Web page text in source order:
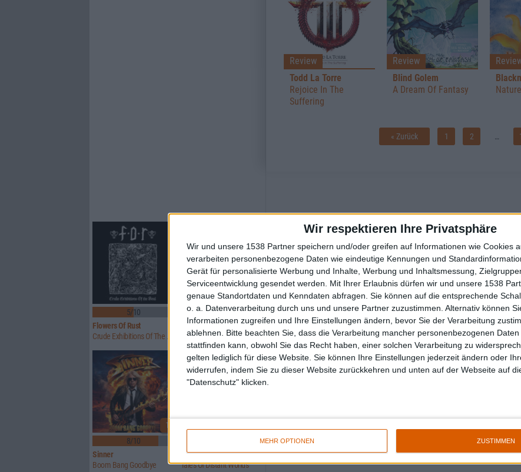
Wir respektieren Ihre Privatsphäre
Wir und unsere 1538 Partner speichern und/oder greifen auf Informationen wie Cookies
verarbeiten personenbezogene Daten wie eindeutige Kennungen und
Gerät für personalisierte Werbung und Inhalte, Werbung und Inhaltsmessung,
Serviceentwicklung gesendet werden.
Mit Ihrer Erlaubnis dürfen wir und unsere 1538
genaue Standortdaten und Kenndaten abfragen. Sie können auf die entsprechende
o. a. Datenverarbeitung durch uns und unsere Partner zuzustimmen. Alternativ können
Informationen zugreifen und Ihre Einstellungen ändern, bevor Sie der Verarbeitung
ablehnen.
Bitte beachten Sie, dass die Verarbeitung mancher personenbezogenen
stattfinden kann, obwohl Sie das Recht haben, einer solchen Verarbeitung zu
gelten lediglich für diese Website. Sie können Ihre Einstellungen jederzeit ändern oder
widerrufen, indem Sie zu dieser Website zurückkehren und unten auf der Webseite auf
"Datenschutz" klicken.
MEHR OPTIONEN ZUSTIMMEN
Review
Todd La Torre
Rejoice In The
Suffering
Review
Blind Golem
A Dream Of Fantasy
« Zurück 1 2
5/10
Flowers Of Rust
8/10
Xandria
Eclipse
1
8/10
Sinner
Boom Bang Goodbye
Crusade Of Bards
Tales Of Distant Worlds